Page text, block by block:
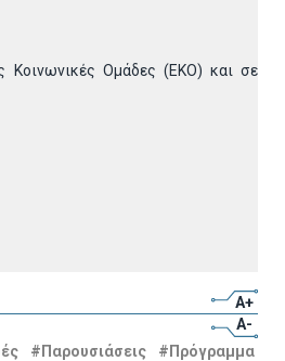
Κοινωνικές Ομάδες (ΕΚΟ) και σε
A+
A-
#Παρουσιάσεις
#Πρόγραμμα